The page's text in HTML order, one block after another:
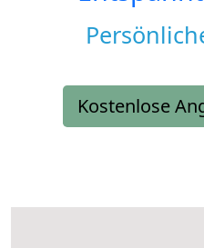
Kostenlose